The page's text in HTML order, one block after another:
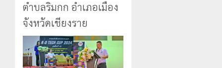
ตำบลริมกก อำเภอเมือง
จังหวัดเชียงราย